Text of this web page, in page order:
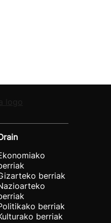
berriak
berriak
berriak